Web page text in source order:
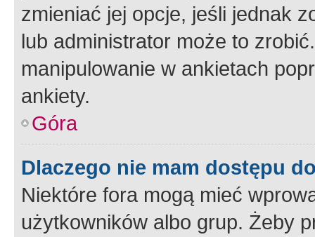
zmieniać jej opcje, jeśli jednak
lub administrator może to
manipulowanie w ankietach
ankiety.
Góra
Dlaczego nie mam dostępu
Niektóre fora mogą mieć
użytkowników albo grup. Żeby